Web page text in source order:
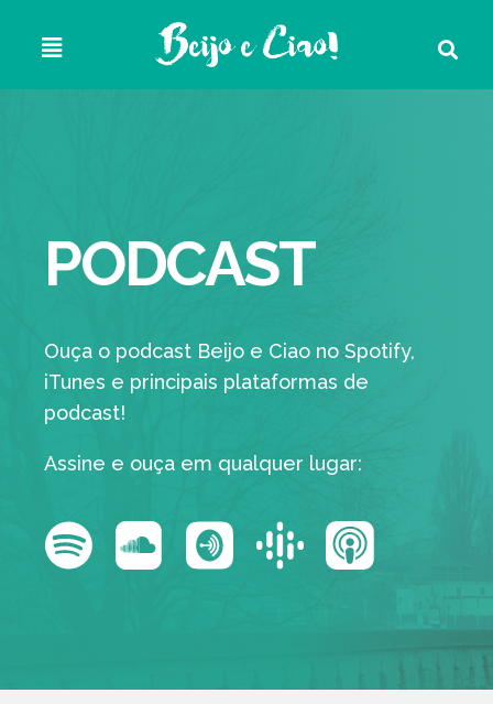
PODCAST
Ouça o podcast Beijo e Ciao no Spotify,
iTunes e principais plataformas de
podcast!
Assine e ouça em qualquer lugar: